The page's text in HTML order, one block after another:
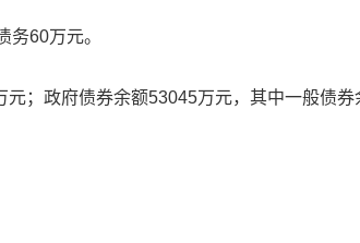
60万元。
；政府债券余额53045万元，其中一般债